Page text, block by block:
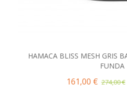
HAMACA BLISS MESH GRIS
FUNDA
161,00 € 274,00 €